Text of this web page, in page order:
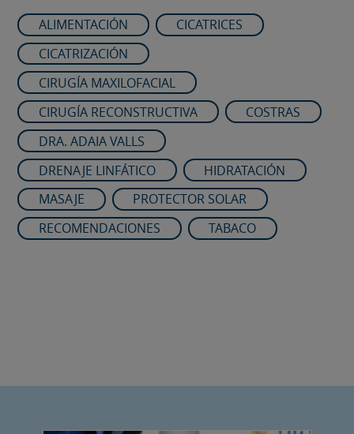
ALIMENTACIÓN
CICATRICES
CICATRIZACIÓN
CIRUGÍA MAXILOFACIAL
CIRUGÍA RECONSTRUCTIVA
COSTRAS
DRA. ADAIA VALLS
DRENAJE LINFÁTICO
HIDRATACIÓN
MASAJE
PROTECTOR SOLAR
RECOMENDACIONES
TABACO